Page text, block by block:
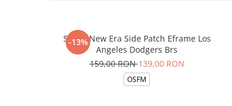
-13%
Sapca New Era Side Patch Eframe Los
Angeles Dodgers Brs
159,00 RON139,00 RON
OSFM